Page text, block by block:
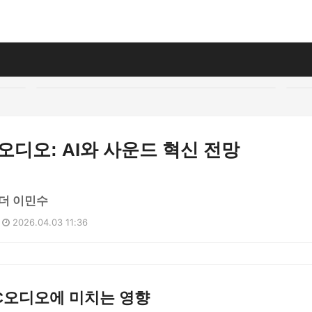
디오: AI와 사운드 혁신 전망
이민수
2026.04.03 11:36
디오에 미치는 영향